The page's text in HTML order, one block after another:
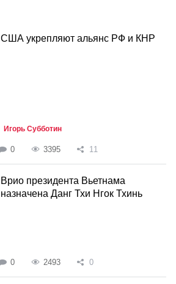
США укрепляют альянс РФ и КНР
Игорь Субботин
0 3395 11
Врио президента Вьетнама
назначена Данг Тхи Нгок Тхинь
0 2493 0